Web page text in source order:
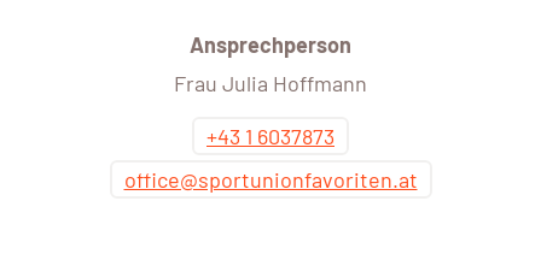
Ansprechperson
Frau Julia Hoffmann
+43 1 6037873
office@sportunionfavoriten.at